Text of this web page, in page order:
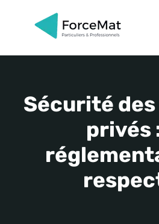
Sécurité
privés